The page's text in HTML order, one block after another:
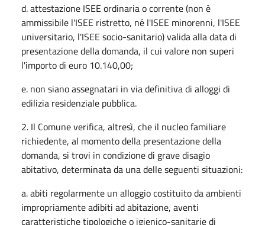
d. attestazione ISEE ordinaria o corrente (non è
ammissibile l'ISEE ristretto, né l'ISEE minorenni, l'ISEE
universitario, l'ISEE socio-sanitario) valida alla data di
presentazione della domanda, il cui valore non superi
l'importo di euro 10.140,00;
e. non siano assegnatari in via definitiva di alloggi di
edilizia residenziale pubblica.
2. Il Comune verifica, altresì, che il nucleo familiare
richiedente, al momento della presentazione della
domanda, si trovi in condizione di grave disagio
abitativo, determinata da una delle seguenti situazioni:
a. abiti regolarmente un alloggio costituito da ambienti
impropriamente adibiti ad abitazione, aventi
caratteristiche tipologiche o igienico-sanitarie di